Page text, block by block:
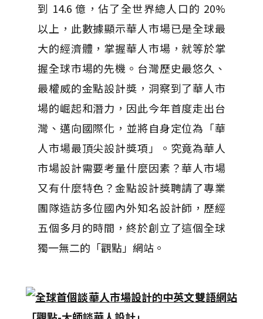
到 14.6 億，佔了全世界總人口的 20%
以上，此數據顯示華人市場已是全球最
大的經濟體，掌握華人市場，就等於掌
握全球市場的先機。台灣歷史最悠久、
最權威的金點設計獎，洞察到了華人市
場的崛起和潛力，因此今年首度走出台
灣、邁向國際化，並將自身定位為「華
人市場最頂尖設計獎項」。究竟為華人
市場設計需要考量什麼因素？華人市場
又有什麼特色？金點設計獎聘請了專業
團隊造訪多位國內外知名設計師，歷經
五個多月的時間，終於創立了這個全球
獨一無二的「觀點」網站。